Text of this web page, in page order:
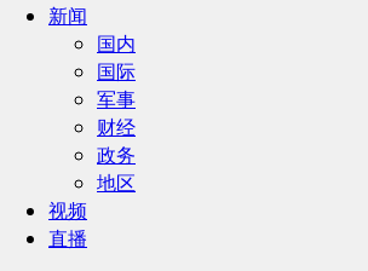
新闻
国内
国际
军事
财经
政务
地区
视频
直播